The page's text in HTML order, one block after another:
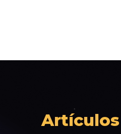
Artículos